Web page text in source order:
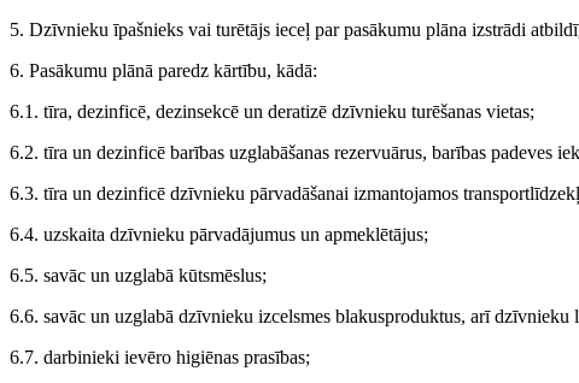
5. Dzīvnieku īpašnieks vai turētājs ieceļ par pasākumu plāna izstrādi
6. Pasākumu plānā paredz kārtību, kādā:
6.1. tīra, dezinficē, dezinsekcē un deratizē dzīvnieku turēšanas vietas;
6.2. tīra un dezinficē barības uzglabāšanas rezervuārus, barības padeves
6.3. tīra un dezinficē dzīvnieku pārvadāšanai izmantojamos
6.4. uzskaita dzīvnieku pārvadājumus un apmeklētājus;
6.5. savāc un uzglabā kūtsmēslus;
6.6. savāc un uzglabā dzīvnieku izcelsmes blakusproduktus, arī dzīvnieku
6.7. darbinieki ievēro higiēnas prasības;